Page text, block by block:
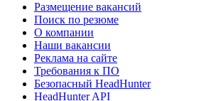
Размещение вакансий
Поиск по резюме
О компании
Наши вакансии
Реклама на сайте
Требования к ПО
Безопасный HeadHunter
HeadHunter API